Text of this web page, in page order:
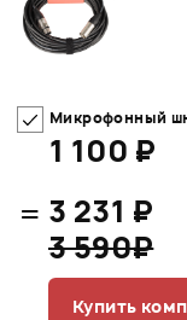
Микрофонный
1 100 ₽
= 3 231 ₽
3 590₽
Купить